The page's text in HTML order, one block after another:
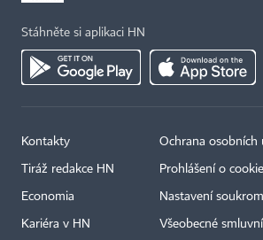
Stáhněte si aplikaci HN
Kontakty
Tiráž redakce HN
Economia
Kariéra v HN
Ochrana osobních
Prohlášení o
Nastavení
Všeobecné